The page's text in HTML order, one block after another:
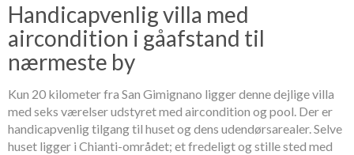
Handicapvenlig villa med
aircondition i gåafstand til
nærmeste by
Kun 20 kilometer fra San Gimignano ligger denne dejlige villa
med seks værelser udstyret med aircondition og pool. Der er
handicapvenlig tilgang til huset og dens udendørsarealer. Selve
huset ligger i Chianti-området; et fredeligt og stille sted med